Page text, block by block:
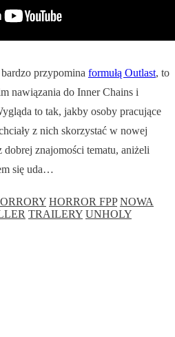
przypomina formułą Outlast, to
nawiązania do Inner Chains i
to tak, jakby osoby pracujące
z nich skorzystać w nowej
znajomości tematu, aniżeli
się uda…
HORROR FPP NOWA
TRAILERY UNHOLY